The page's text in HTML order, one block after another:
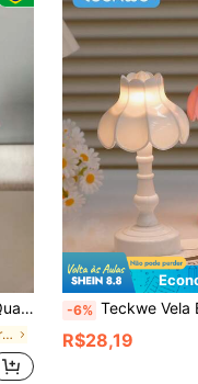
em Sem bateria Iluminação de Novidade
-6% Teckwe Vela Eletrônica LED Minimalista, Pequena Lâmpada Decorativa, Decoração de Mesa Fofa Rosa/Branca, Lâmpada de Atmosfera de Cabeceira Cor Macaron, Lâmpada Estilo Flor de
R$28,19